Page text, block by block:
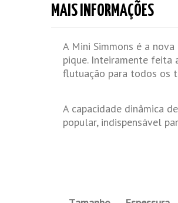
MAIS INFORMAÇÕES
A Mini Simmons é a
pique. Inteiramente feita
flutuação para todos os
A capacidade dinâmica
popular, indispensável